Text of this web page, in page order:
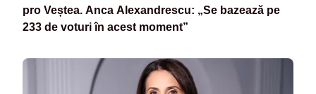
pro Veștea. Anca Alexandrescu: „Se bazează pe
233 de voturi în acest moment”